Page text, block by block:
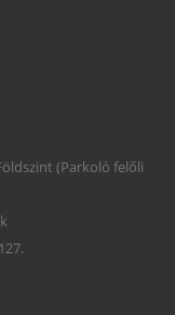
(Parkoló felőli